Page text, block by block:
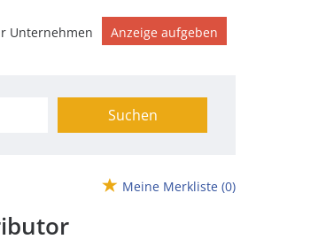
Unternehmen Anzeige aufgeben
Suchen
Meine Merkliste (0)